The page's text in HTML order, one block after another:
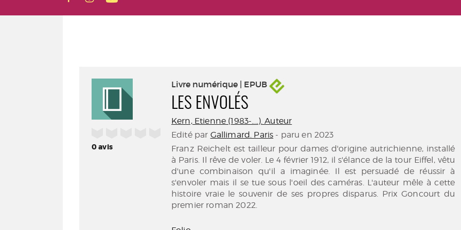
0avis
Livre numérique | EPUB
LES ENVOLÉS
Kern, Etienne (1983-....). Auteur
Edité par Gallimard. Paris - paru en 2023
Franz Reichelt est tailleur pour dames d'origine autrichienne, installé
à Paris. Il rêve de voler. Le 4 février 1912, il s'élance de la tour Eiffel, vêtu
d'une combinaison qu'il a imaginée. Il est persuadé de réussir à
s'envoler mais il se tue sous l'oeil des caméras. L'auteur mêle à cette
histoire vraie le souvenir de ses propres disparus. Prix Goncourt du
premier roman 2022.